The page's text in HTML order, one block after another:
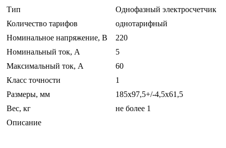
Тип
Однофазный электросчетчик
Количество тарифов
однотарифный
Номинальное напряжение, В
220
Номинальный ток, А
5
Максимальный ток, А
60
Класс точности
1
Размеры, мм
185х97,5+/-4,5х61,5
Вес, кг
не более 1
Описание